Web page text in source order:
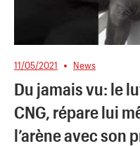
11/05/2021 News
Du jamais vu: le
CNG, répare lui
l’arène avec son